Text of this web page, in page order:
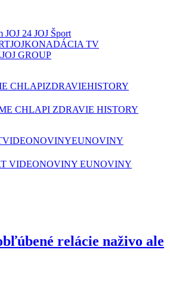
JOJ 24 JOJ Šport
JOJKONADÁCIA TV
JOJ GROUP
CHLAPIZDRAVIEHISTORY
CHLAPI ZDRAVIE HISTORY
VIDEONOVINYEUNOVINY
VIDEONOVINY EUNOVINY
relácie naživo ale